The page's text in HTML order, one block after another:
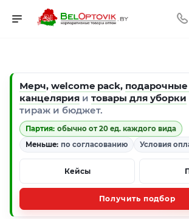
Мерч, welcome pack,
канцелярия и товары для уборки
тираж и бюджет.
Партия: обычно от 20 ед. каждого вида
Меньше: по согласованию Условия
Кейсы
Получить подбор